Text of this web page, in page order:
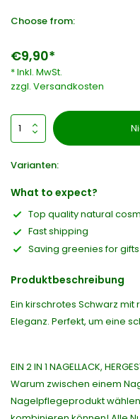
Choose from:
€9,90*
* Inkl. MwSt.
zzgl. Versandkosten
Varianten:
What to expect?
Top quality natural
Fast shipping
Saving greenies for gifts
Produktbeschreibung
Ein kirschrotes Schwarz
Eleganz. Perfekt, um eine
EIN 2 IN 1 NAGELLACK,
Warum zwischen einem
Nagelpflegeprodukt